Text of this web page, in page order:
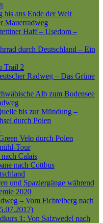
bis ans Ende der Welt
Mauerradweg
Haff – Usedom –
durch Deutschland – Ein
Trail 2
Radweg – Das Grüne
Alb zum Bodensee
bis zur Mündung –
durch Polen
Velo durch Polen
Tour
Calais
nach Cottbus
und Spaziergänge während
2020
– Vom Fichtelberg nach
1: Von Salzwedel nach